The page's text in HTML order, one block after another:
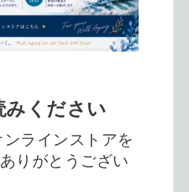
みください
ラインストアを
りがとうござい